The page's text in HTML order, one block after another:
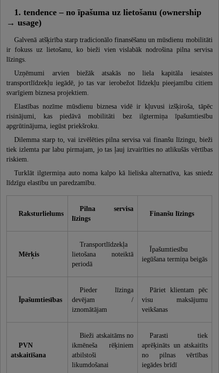
1. tendence – no īpašuma uz lietošanu (ownership
→ usage)
Galvenā atšķirība starp tradicionālo finansēšanu un mūsdienu mobilitāti
ir fokuss uz lietošanu, ko bieži vien vislabāk nodrošina pilna servisa
līzings.
Uzņēmumi arvien biežāk atsakās no liela kapitāla iesaistes
transportlīdzekļu iegādē, jo tas var ierobežot līdzekļu pieejamību citiem
svarīgiem biznesa projektiem.
Elastības nozīme mūsdienu biznesa vidē ir kļuvusi izšķiroša, tāpēc
risinājumi, kas piedāvā mobilitāti bez ilgtermiņa īpašumtiesību
apgrūtinājuma, iegūst priekšroku.
Dilemma starp to, vai izvēlēties pilna servisa vai finanšu līzingu, bieži
tiek izlemta par labu pirmajam, jo tas ļauj izvairīties no atlikušās vērtības
riskiem.
Turklāt ilgtermiņa auto noma kalpo kā lieliska alternatīva, kas sniedz
līdzīgu elastību un paredzamību.
Raksturlielums
Pilna servisa
līzings
Finanšu līzings
Mērķis
Transportlīdzekļa
lietošana noteiktā
periodā
Īpašumtiesību
iegūšana termiņa beigās
Īpašumtiesības
Pieder līzinga
devējam /
iznomātājam
Pāriet klientam pēc
visu maksājumu
veikšanas
PVN
atskaitīšana
Bieži atskaitāms no
ikmēneša rēķiniem
atbilstoši
likumdošanai
Parasti tiek
aprēķināts un atskaitīts
no pilnas vērtības
iegādes brīdī